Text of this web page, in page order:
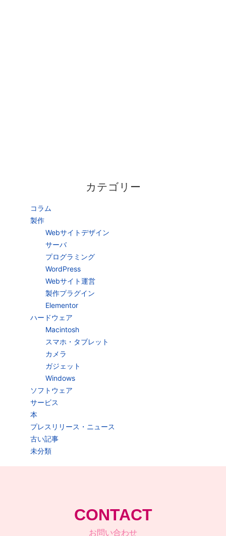
カテゴリー
コラム
製作
Webサイトデザイン
サーバ
プログラミング
WordPress
Webサイト運営
製作プラグイン
Elementor
ハードウェア
Macintosh
スマホ・タブレット
カメラ
ガジェット
Windows
ソフトウェア
サービス
本
プレスリリース・ニュース
古い記事
未分類
CONTACT
お問い合わせ